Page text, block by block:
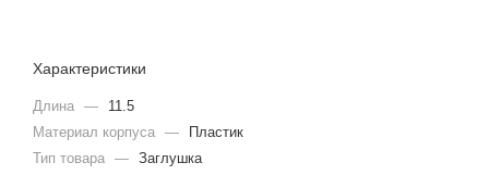
Характеристики
Длина —
11.5
Материал корпуса —
Пластик
Тип товара — Заглушка